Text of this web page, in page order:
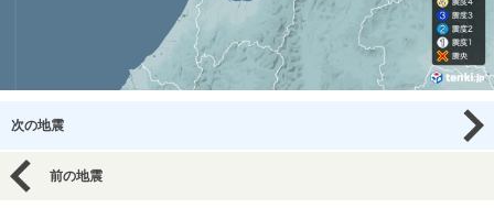
次の地震
前の地震